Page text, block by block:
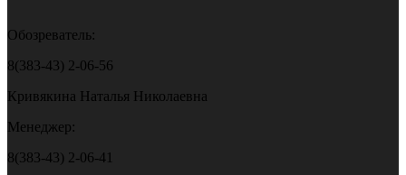
Обозреватель:
8(383-43) 2-06-56
Кривякина Наталья Николаевна
Менеджер:
8(383-43) 2-06-41